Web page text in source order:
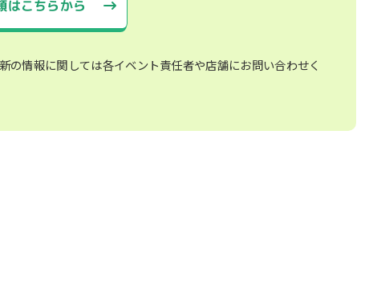
はこちらから
情報に関しては各イベント責任者や店舗にお問い合わせく